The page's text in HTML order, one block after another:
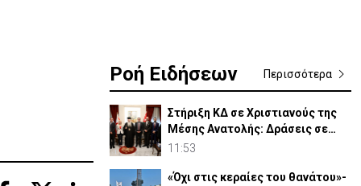
Ροή Ειδήσεων Περισσότερα
Στήριξη ΚΔ σε Χριστιανούς της
Μέσης Ανατολής: Δράσεις σε
Γάζα-Συρία-Ιορδανία
11:53
«Όχι στις κεραίες του θανάτου»-